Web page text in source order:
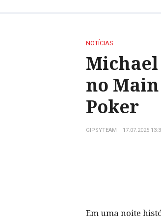
NOTÍCIAS
no
Poker
GIPSYTEAM 17.07.2025
Em uma noite